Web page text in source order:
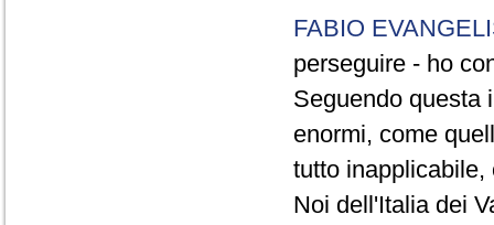
FABIO
perseguire - ho
Seguendo questa
enormi, come
tutto
Noi dell'Italia dei